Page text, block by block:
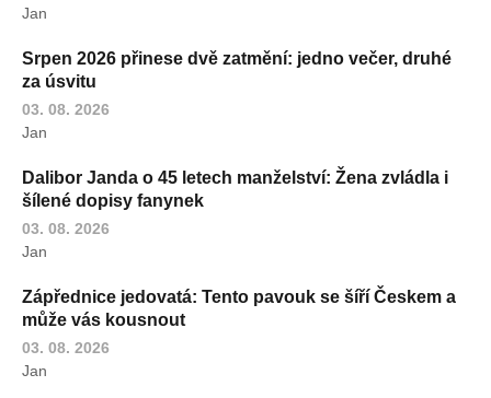
Jan
Srpen 2026 přinese dvě zatmění: jedno večer, druhé
za úsvitu
03. 08. 2026
Jan
Dalibor Janda o 45 letech manželství: Žena zvládla i
šílené dopisy fanynek
03. 08. 2026
Jan
Zápřednice jedovatá: Tento pavouk se šíří Českem a
může vás kousnout
03. 08. 2026
Jan